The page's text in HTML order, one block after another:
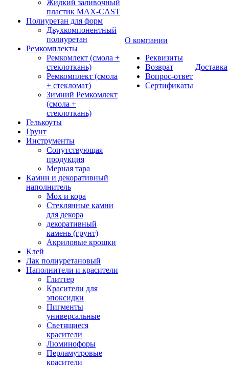
Жидкий заливочный
пластик MAX-CAST
Полиуретан для форм
Двухкомпонентный
полиуретан
Ремкомплекты
Ремкомлект (смола +
стеклоткань)
Ремкомплект (смола
+ стекломат)
Зимний Ремкомлект
(смола +
стеклоткань)
Гелькоуты
Грунт
Инструменты
Сопутствующая
продукция
Мерная тара
Камни и декоративный
наполнитель
Мох и кора
Стеклянные камни
для декора
декоративный
камень (грунт)
Акриловые крошки
Клей
Лак полиуретановый
Наполнители и красители
Глиттер
Красители для
эпоксидки
Пигменты
универсальные
Светящиеся
красители
Люминофоры
Перламутровые
красители
О компании
Реквизиты
Возврат
Вопрос-ответ
Сертификаты
Доставка